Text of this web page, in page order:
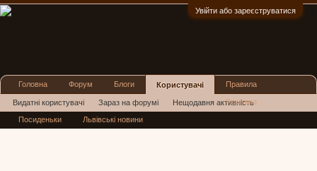
Увійти або зареєструватися
Головна Форум Блоги Користувачі
Видатні користувачі Зараз на форумі Нещодавня активність
Нові повідомлення профілю
Правила
Реклама
Посиденьки Львівські новини